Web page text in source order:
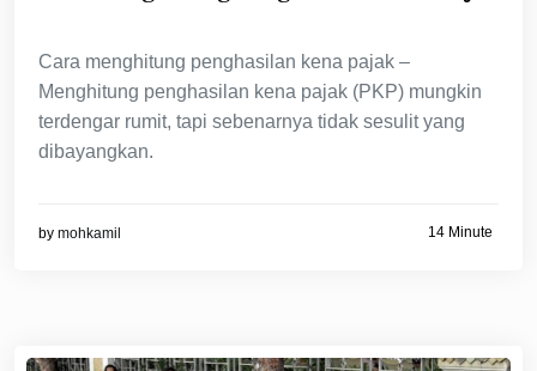
Cara menghitung penghasilan kena pajak –
Menghitung penghasilan kena pajak (PKP) mungkin
terdengar rumit, tapi sebenarnya tidak sesulit yang
dibayangkan.
by mohkamil 14 Minute